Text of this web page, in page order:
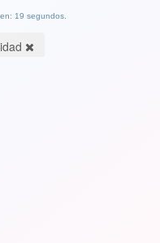
19 segundos.